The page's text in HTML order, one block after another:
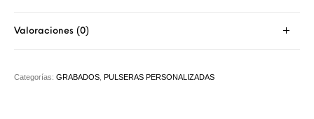
Valoraciones (0)
Categorías:GRABADOS ,PULSERAS PERSONALIZADAS